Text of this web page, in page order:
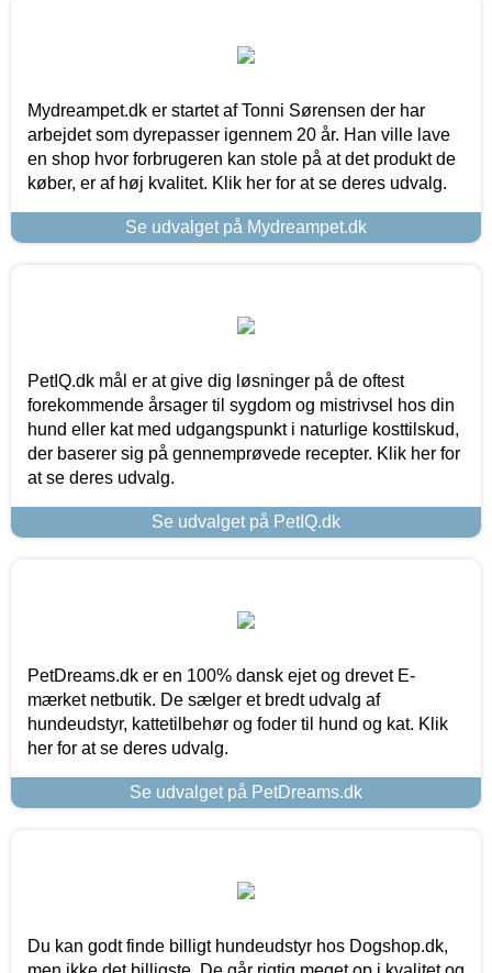
Mydreampet.dk er startet af Tonni Sørensen der har
arbejdet som dyrepasser igennem 20 år. Han ville lave
en shop hvor forbrugeren kan stole på at det produkt de
køber, er af høj kvalitet. Klik her for at se deres udvalg.
Se udvalget på Mydreampet.dk
PetIQ.dk mål er at give dig løsninger på de oftest
forekommende årsager til sygdom og mistrivsel hos din
hund eller kat med udgangspunkt i naturlige kosttilskud,
der baserer sig på gennemprøvede recepter. Klik her for
at se deres udvalg.
Se udvalget på PetIQ.dk
PetDreams.dk er en 100% dansk ejet og drevet E-
mærket netbutik. De sælger et bredt udvalg af
hundeudstyr, kattetilbehør og foder til hund og kat. Klik
her for at se deres udvalg.
Se udvalget på PetDreams.dk
Du kan godt finde billigt hundeudstyr hos Dogshop.dk,